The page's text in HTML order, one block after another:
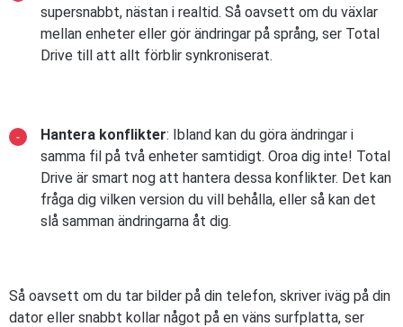
supersnabbt, nästan i realtid. Så oavsett om du växlar
mellan enheter eller gör ändringar på språng, ser Total
Drive till att allt förblir synkroniserat.
Hantera konflikter: Ibland kan du göra ändringar i
samma fil på två enheter samtidigt. Oroa dig inte! Total
Drive är smart nog att hantera dessa konflikter. Det kan
fråga dig vilken version du vill behålla, eller så kan det
slå samman ändringarna åt dig.
Så oavsett om du tar bilder på din telefon, skriver iväg på din
dator eller snabbt kollar något på en väns surfplatta, ser